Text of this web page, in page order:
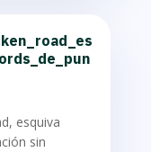
esquiva
sin